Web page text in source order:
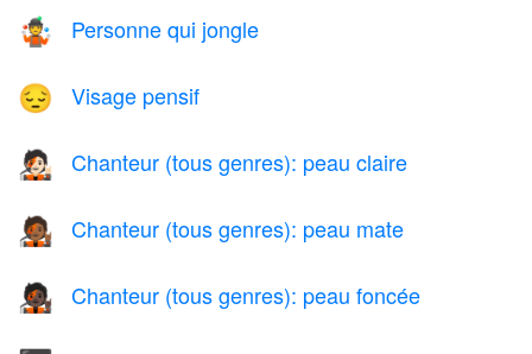
🤹 Personne qui jongle
😔 Visage pensif
🧑🏻‍🎤 Chanteur (tous genres): peau claire
🧑🏾‍🎤 Chanteur (tous genres): peau mate
🧑🏿‍🎤 Chanteur (tous genres): peau foncée